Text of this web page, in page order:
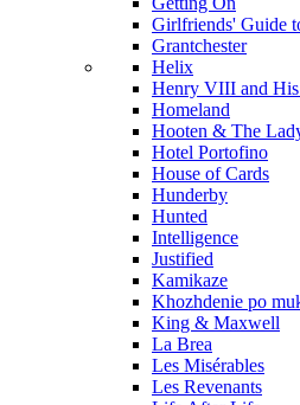
Girlfriends' Guide
Grantchester
Helix
Henry VIII and
Homeland
Hooten & The
Hotel Portofino
House of Cards
Hunderby
Hunted
Intelligence
Justified
Kamikaze
Khozhdenie po
King & Maxwell
La Brea
Les Misérables
Les Revenants